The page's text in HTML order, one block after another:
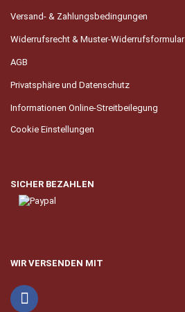
Versand- & Zahlungsbedingungen
Widerrufsrecht & Muster-Widerrufsformular
AGB
Privatsphäre und Datenschutz
Informationen Online-Streitbeilegung
Cookie Einstellungen
SICHER BEZAHLEN
WIR VERSENDEN MIT